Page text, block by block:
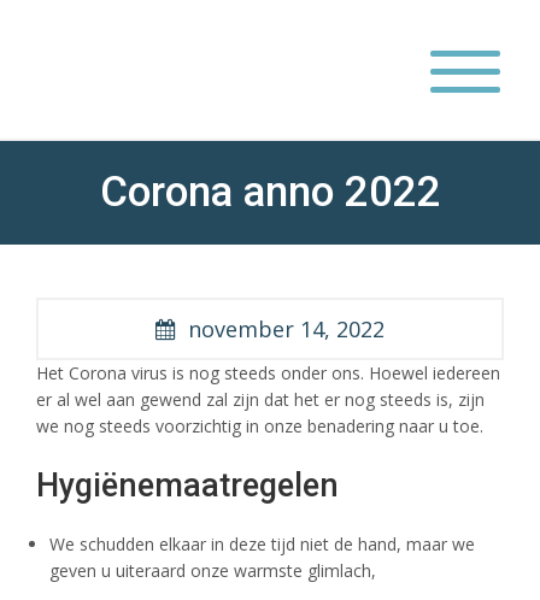
Corona anno 2022
november 14, 2022
Het Corona virus is nog steeds onder ons. Hoewel iedereen
er al wel aan gewend zal zijn dat het er nog steeds is, zijn
we nog steeds voorzichtig in onze benadering naar u toe.
Hygiënemaatregelen
We schudden elkaar in deze tijd niet de hand, maar we
geven u uiteraard onze warmste glimlach,